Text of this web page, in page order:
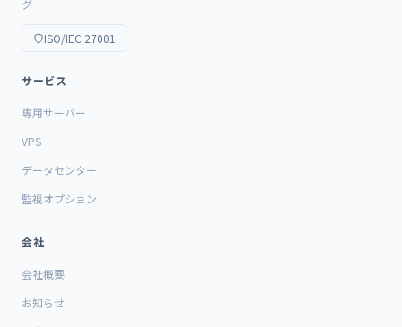
グ
ISO/IEC 27001
サービス
専用サーバー
VPS
データセンター
監視オプション
会社
会社概要
お知らせ